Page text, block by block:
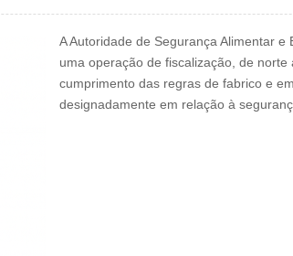
A Autoridade de Segurança Alimentar e
uma operação de fiscalização, de
cumprimento das regras de fabrico e
designadamente em relação à